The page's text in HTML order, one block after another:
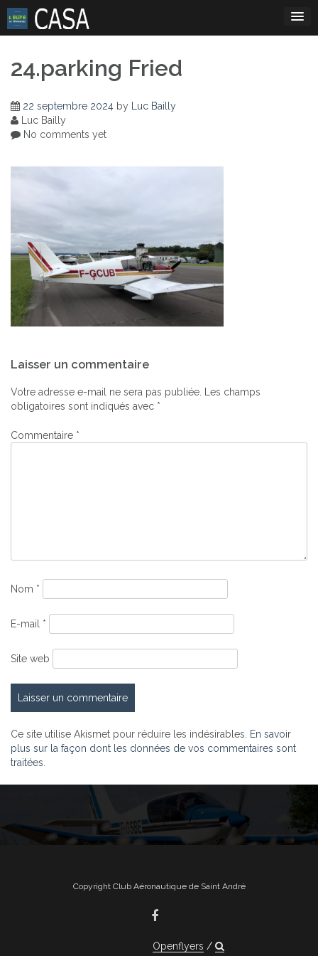
Skip
content
24.parking Fried
22 septembre 2024 by Luc Bailly
Luc Bailly
No comments yet
de
l’article
Laisser un commentaire
Votre adresse e-mail ne sera pas publiée. Les champs
obligatoires sont indiqués avec *
Commentaire *
Nom *
E-mail *
Site web
Ce site utilise Akismet pour réduire les indésirables. En savoir
plus sur la façon dont les données de vos commentaires sont
traitées
Copyright Club Aéronautique de Saint André
Openflyers